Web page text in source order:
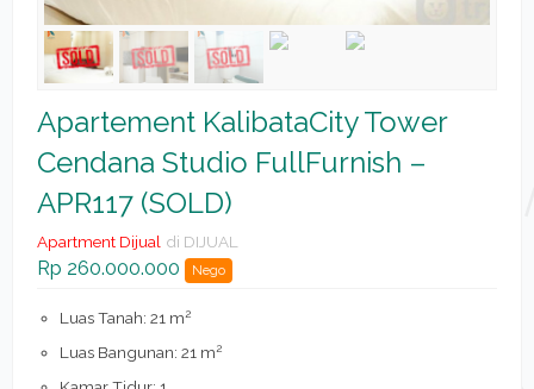
Apartement KalibataCity Tower
Cendana Studio FullFurnish –
APR117 (SOLD)
Apartment Dijual di DIJUAL
Rp 260.000.000 Nego
Luas Tanah: 21 m2
Luas Bangunan: 21 m2